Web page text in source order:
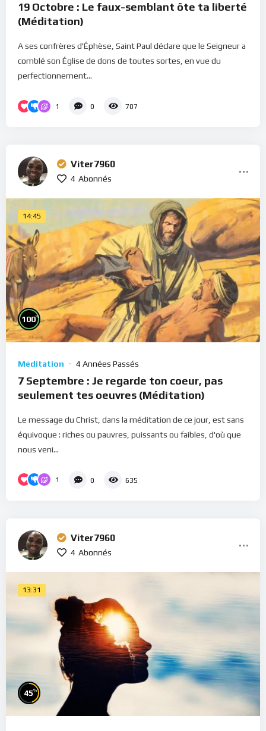
19 Octobre : Le faux-semblant ôte ta liberté
(Méditation)
A ses confrères d'Éphèse, Saint Paul déclare que le Seigneur a
comblé son Église de dons de toutes sortes, en vue du
perfectionnement...
1 0 707
Viter7960
4 Abonnés
14:45
100%
Méditation 4 Années Passés
7 Septembre : Je regarde ton coeur, pas
seulement tes oeuvres (Méditation)
Le message du Christ, dans la méditation de ce jour, est sans
équivoque : riches ou pauvres, puissants ou faibles, d'où que
nous veni...
1 0 635
Viter7960
4 Abonnés
13:31
45%